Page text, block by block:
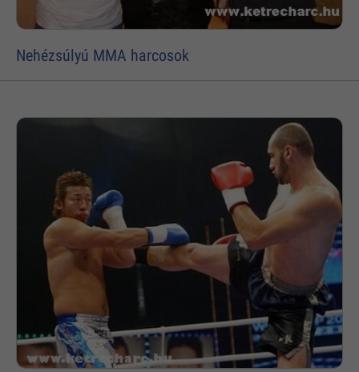
Nehézsúlyú MMA harcosok